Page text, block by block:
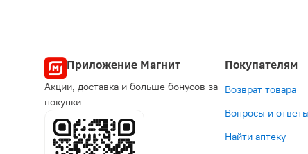
Приложение Магнит
Акции, доставка и больше бонусов за
покупки
Покупателям
Возврат товара
Вопросы и ответы
Найти аптеку